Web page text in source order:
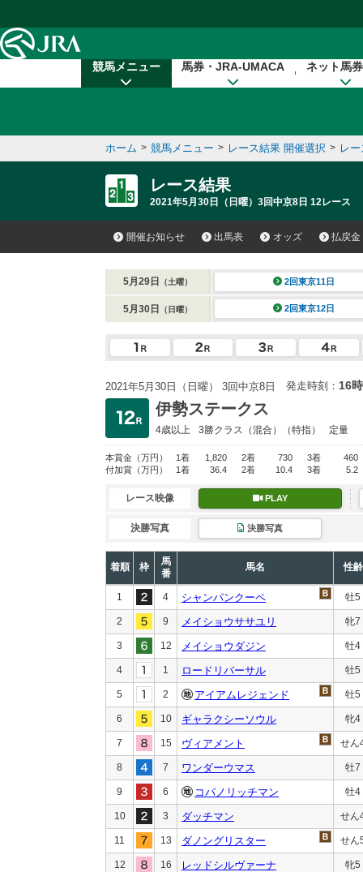
競馬メニュー 馬券・JRA-UMACA ネット馬
ホーム > 競馬メニュー > レース結果 開催選択 > レ
レース結果
2021年5月30日（日曜）3回中京8日 12レース
開催お知らせ 出馬表 オッズ 払戻金
5月29日 （土曜） 2回東京11日
5月30日 （日曜） 2回東京12日
2021年5月30日（日曜） 3回中京8日 発走時刻： 16
伊勢ステークス
4歳以上 3勝クラス （混合）（特指） 定量
本賞金 （万円） 1着 1,820 2着 730 3着
460
付加賞 （万円） 1着 36.4 2着 10.4 3着 5.2
レース映像 PLAY
決勝写真 決勝写真
着順 枠
馬
番
馬名 性齢
1 4 シャンパンクーペ 牡5
2 9 メイショウササユリ 牝7
3 12 メイショウダジン 牡4
4 1 ロードリバーサル 牡5
5 2 アイアムレジェンド 牡5
6 10 ギャラクシーソウル 牝4
7 15 ヴィアメント せん
8 7 ワンダーウマス 牡7
9 6 コパノリッチマン 牡4
10 3 ダッチマン せん
11 13 ダノングリスター せん
12 16 レッドシルヴァーナ 牝5